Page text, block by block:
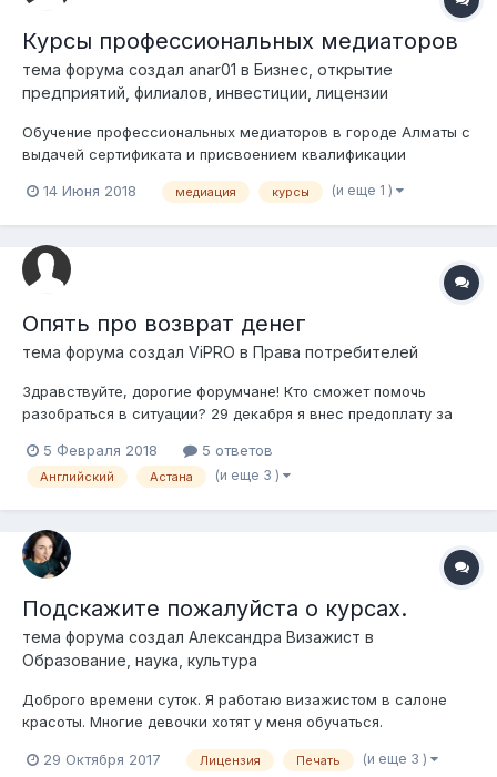
Курсы профессиональных медиаторов
тема форума создал anar01 в Бизнес, открытие
предприятий, филиалов, инвестиции, лицензии
Обучение профессиональных медиаторов в городе Алматы с
выдачей сертификата и присвоением квалификации
медиаторов только 28 июня 2018 года действует
с Законом РК «О медиац...
14 Июня 2018 медиация курсы (и еще 1 )
Опять про возврат денег
тема форума создал ViPRO в Права потребителей
Здравствуйте, дорогие форумчане! Кто сможет помочь
разобраться в ситуации? 29 декабря я внес предоплату за
обещали мега опытного преподавателя и гарантию
результата. По договору старт курсов был определен на 20
5 Февраля 2018 5 ответов
Английский Астана (и еще 3 )
Подскажите пожалуйста о курсах.
тема форума создал Александра Визажист в
Образование, наука, культура
Доброго времени суток. Я работаю визажистом в салоне
красоты. Многие девочки хотят у меня обучаться.
макияжу, и по оканчанию курсов выдавать сертификат !?
29 Октября 2017 Лицензия Печать (и еще 3 )